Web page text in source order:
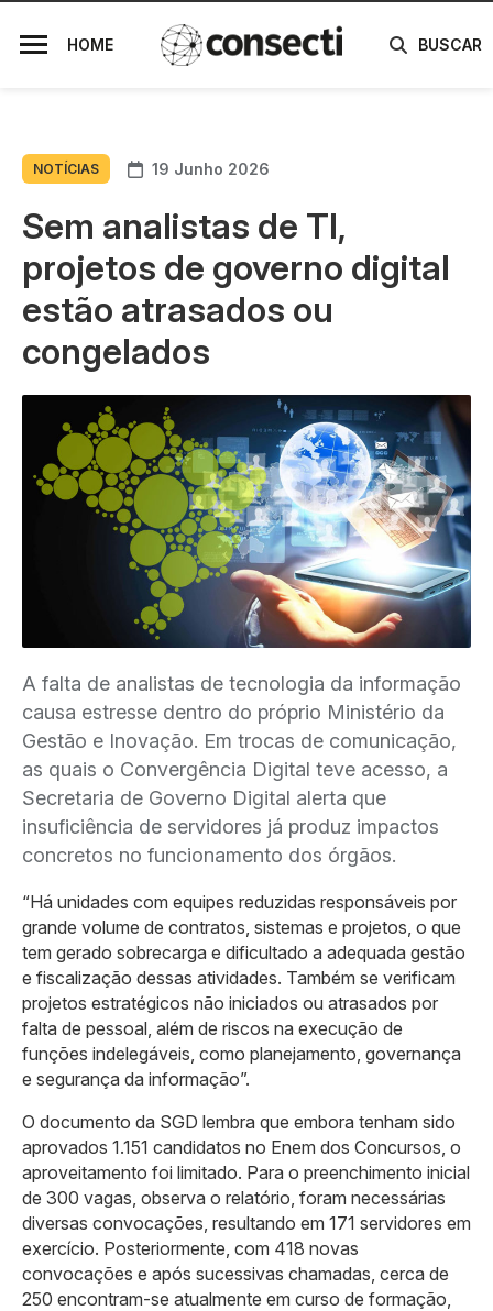
HOME BUSCAR
NOTÍCIAS 19 Junho 2026
Sem analistas de TI,
projetos de governo digital
estão atrasados ou
congelados
A falta de analistas de tecnologia da informação
causa estresse dentro do próprio Ministério da
Gestão e Inovação. Em trocas de comunicação,
as quais o Convergência Digital teve acesso, a
Secretaria de Governo Digital alerta que
insuficiência de servidores já produz impactos
concretos no funcionamento dos órgãos.
“Há unidades com equipes reduzidas responsáveis por
grande volume de contratos, sistemas e projetos, o que
tem gerado sobrecarga e dificultado a adequada gestão
e fiscalização dessas atividades. Também se verificam
projetos estratégicos não iniciados ou atrasados por
falta de pessoal, além de riscos na execução de
funções indelegáveis, como planejamento, governança
e segurança da informação”.
O documento da SGD lembra que embora tenham sido
aprovados 1.151 candidatos no Enem dos Concursos, o
aproveitamento foi limitado. Para o preenchimento inicial
de 300 vagas, observa o relatório, foram necessárias
diversas convocações, resultando em 171 servidores em
exercício. Posteriormente, com 418 novas
convocações e após sucessivas chamadas, cerca de
250 encontram-se atualmente em curso de formação,